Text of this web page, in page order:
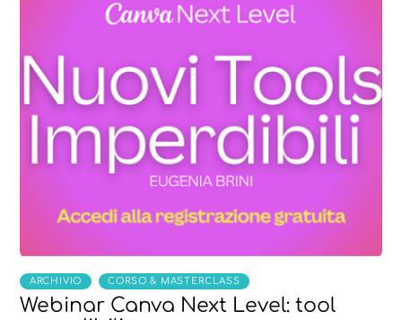
ARCHIVIO , CORSO & MASTERCLASS
Webinar Canva Next Level: tool